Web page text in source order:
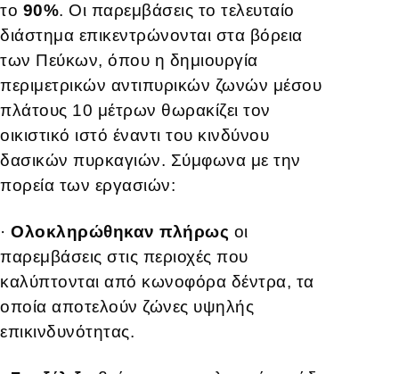
το 90%. Οι παρεμβάσεις το τελευταίο
διάστημα επικεντρώνονται στα βόρεια
των Πεύκων, όπου η δημιουργία
περιμετρικών αντιπυρικών ζωνών μέσου
πλάτους 10 μέτρων θωρακίζει τον
οικιστικό ιστό έναντι του κινδύνου
δασικών πυρκαγιών. Σύμφωνα με την
πορεία των εργασιών:
· Ολοκληρώθηκαν πλήρως οι
παρεμβάσεις στις περιοχές που
καλύπτονται από κωνοφόρα δέντρα, τα
οποία αποτελούν ζώνες υψηλής
επικινδυνότητας.